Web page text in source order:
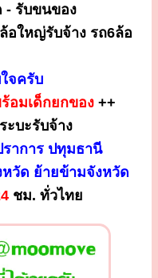
- รับขนของ
อใหญ่รับจ้าง รถ6ล้อ
จครับ
อมเด็กยกของ++
ะบะรับจ้าง
าการ ปทุมธานี
วัด ย้ายข้ามจังหวัด
ชม. ทั่วไทย